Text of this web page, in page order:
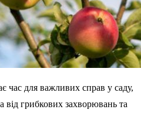
час для важливих справ у саду,
від грибкових захворювань та